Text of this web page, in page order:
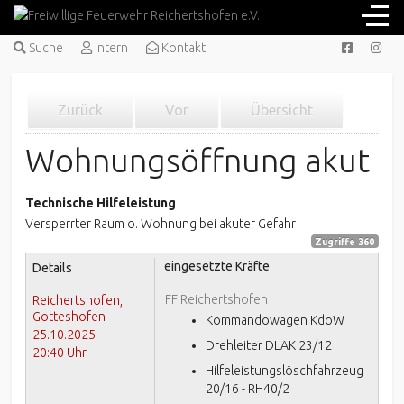
Suche Intern Kontakt
Zurück Vor Übersicht
Wohnungsöffnung akut
Technische Hilfeleistung
Versperrter Raum o. Wohnung bei akuter Gefahr
Zugriffe 360
Details
Reichertshofen,
Gotteshofen
25.10.2025
20:40 Uhr
eingesetzte Kräfte
FF Reichertshofen
Kommandowagen KdoW
Drehleiter DLAK 23/12
Hilfeleistungslöschfahrzeug
20/16 - RH40/2